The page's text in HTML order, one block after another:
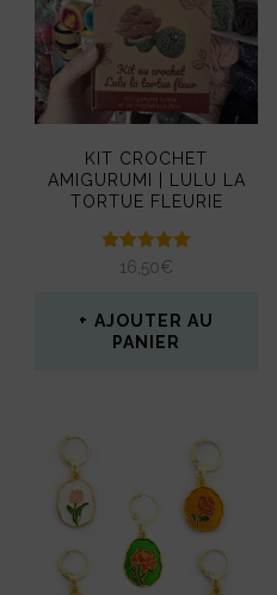
KIT CROCHET
AMIGURUMI | LULU LA
TORTUE FLEURIE
Note
5.00
16,50€
AJOUTER AU
PANIER